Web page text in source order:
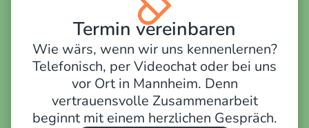
Termin vereinbaren
Wie wärs, wenn wir uns kennenlernen?
Telefonisch, per Videochat oder bei uns
vor Ort in Mannheim. Denn
vertrauensvolle Zusammenarbeit
beginnt mit einem herzlichen Gespräch.